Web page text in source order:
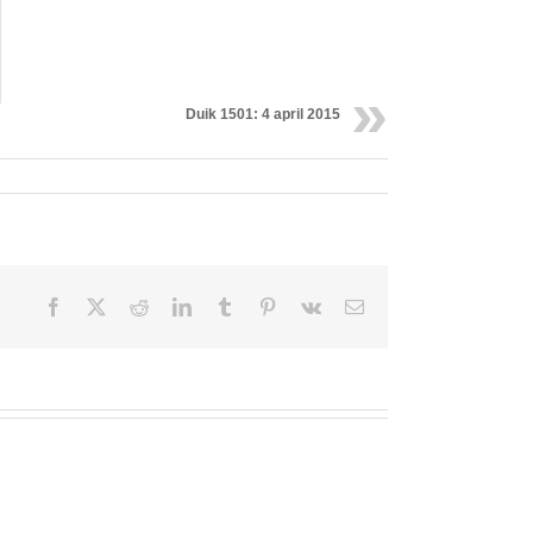
Duik 1501: 4 april 2015
Facebook RedditLinkedInTumblr Pinterest
Vk Email